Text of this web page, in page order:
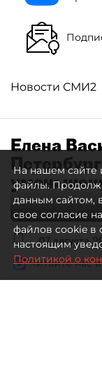
Новости СМИ2
Елена
07 августа
Читайте нас
На нашем сайте
файлы.
данным сайтом,
свое согласие
файлов cookie в
настоящим
Политикой о